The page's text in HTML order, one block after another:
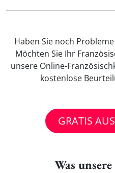
Haben Sie noch
Möchten Sie Ihr
unsere Online-
kostenlose
GRATIS
Was